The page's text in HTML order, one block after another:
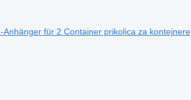
Anhänger für 2 Container prikolica za kontejnere